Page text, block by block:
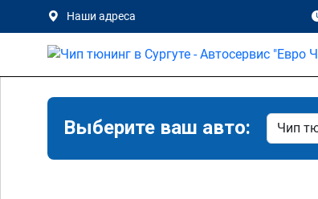
Наши адреса
Выберите ваш авто: